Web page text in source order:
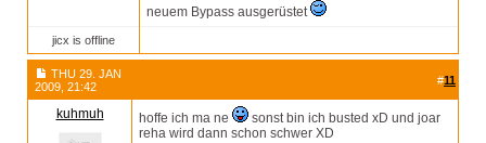
neuem Bypass ausgerüstet
jicx is offline
THU 29. JAN
2009, 21:42
#11
kuhmuh hoffe ich ma ne
sonst bin ich busted xD und joar
reha wird dann schon schwer XD